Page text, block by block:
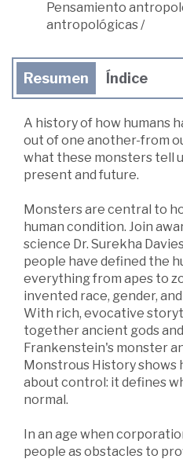
Pensamiento
antropológicas/
Resumen Índice
A history of how humans
out of one another-from
what these monsters tell
present and future.
Monsters are central to
human condition. Join
science Dr. Surekha
people have defined the
everything from apes to
invented race, gender,
With rich, evocative
together ancient gods
Frankenstein's monster
Monstrous History shows
about control: it defines
normal.
In an age when
people as obstacles to